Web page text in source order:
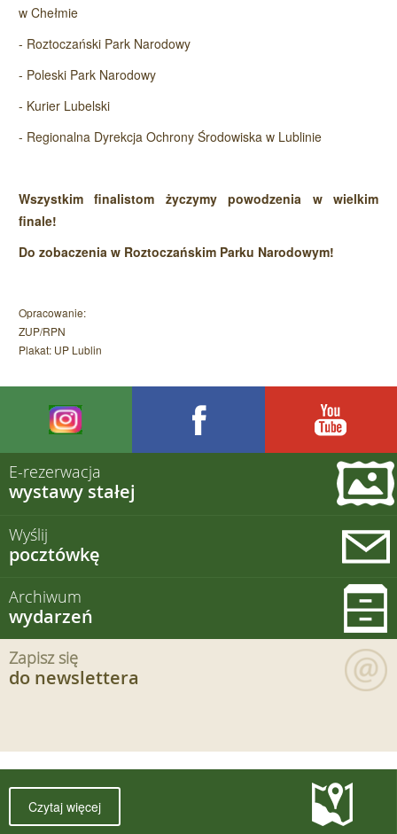
w Chełmie
- Roztoczański Park Narodowy
- Poleski Park Narodowy
- Kurier Lubelski
- Regionalna Dyrekcja Ochrony Środowiska w Lublinie
Wszystkim finalistom życzymy powodzenia w wielkim
finale!
Do zobaczenia w Roztoczańskim Parku Narodowym!
Opracowanie:
ZUP/RPN
Plakat: UP Lublin
E-rezerwacja
wystawy stałej
Wyślij
pocztówkę
Archiwum
wydarzeń
Zapisz się
do newslettera
Czytaj więcej